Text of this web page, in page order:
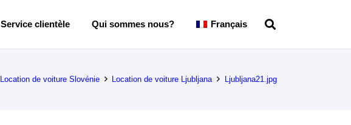
Service clientèle Qui sommes nous? Français
Location de voiture Slovénie Location de voiture Ljubljana Ljubljana21.jpg